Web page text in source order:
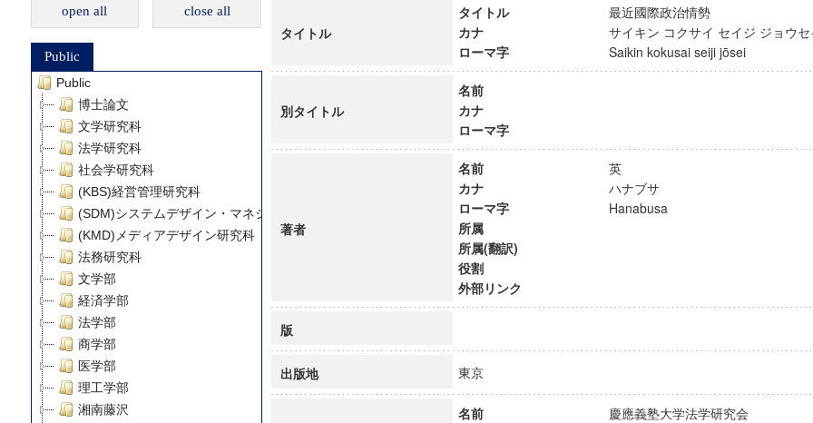
open all close all
Public
Public
博士論文
文学研究科
法学研究科
社会学研究科
(KBS)経営管理研究科
(SDM)システムデザイン・マネジメント研究科
(KMD)メディアデザイン研究科
法務研究科
文学部
経済学部
法学部
商学部
医学部
理工学部
湘南藤沢
タイトル
タイトル
最近國際政治情勢
カナ
サイキン コクサイ セイジ ジョウ
ローマ字
Saikin kokusai seiji jōsei
別タイトル
名前
カナ
ローマ字
著者
名前
英
カナ
ハナブサ
ローマ字
Hanabusa
所属
所属(翻訳)
役割
外部リンク
版
出版地 東京
名前
慶應義塾大学法学研究会